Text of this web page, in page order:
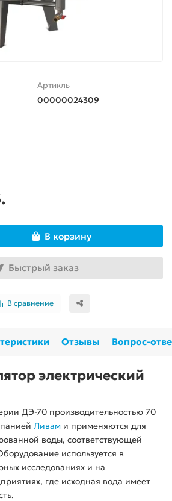
Артикль
00000024309
В корзину
Быстрый заказ
В сравнение
Отзывы Вопрос-
электрический
ДЭ-70 производительностью 70
Ливам и применяются для
воды, соответствующей
используется в
исследованиях и на
где исходная вода имеет